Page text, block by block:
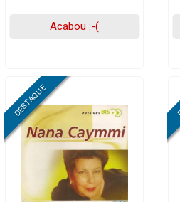
Acabou :-(